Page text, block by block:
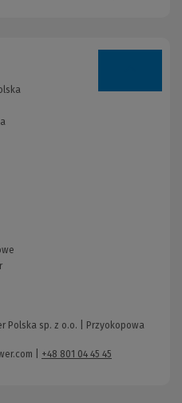
Polska sp. z o.o. | Przyokopowa
+48 801 04 45 45